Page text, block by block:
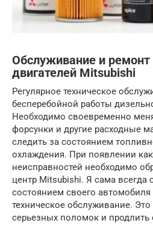
Обслуживание и
двигателей Mitsubishi
Регулярное техническое
бесперебойной работы
Необходимо своевременно
форсунки и другие расходные
следить за состоянием
охлаждения. При появлении
неисправностей необходимо
центр Mitsubishi. Я сама всегда
состоянием своего
техническое обслуживание.
серьезных поломок и продлить